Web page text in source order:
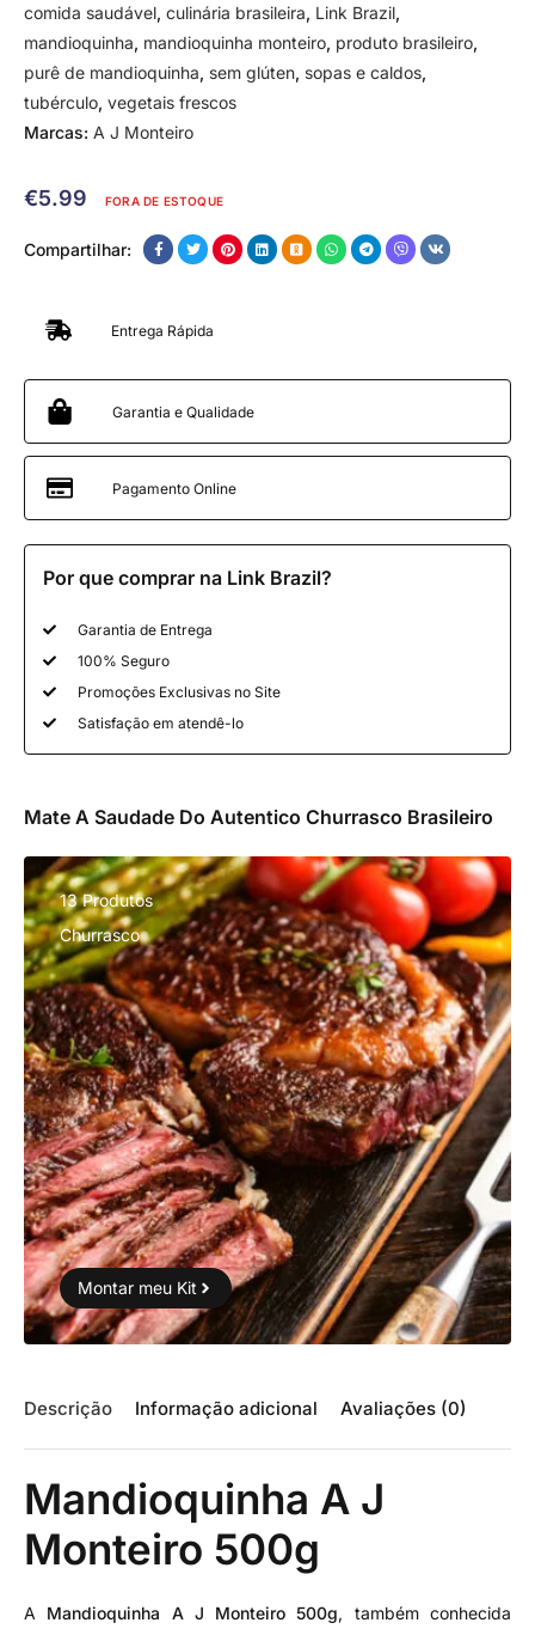
comida saudável, culinária brasileira, Link Brazil,
mandioquinha, mandioquinha monteiro, produto brasileiro,
purê de mandioquinha, sem glúten, sopas e caldos,
tubérculo, vegetais frescos
Marcas: A J Monteiro
€5.99 FORA DE ESTOQUE
Compartilhar:
Entrega Rápida
Garantia e Qualidade
Pagamento Online
Por que comprar na Link Brazil?
Garantia de Entrega
100% Seguro
Promoções Exclusivas no Site
Satisfação em atendê-lo
Mate A Saudade Do Autentico Churrasco Brasileiro
13 Produtos
Churrasco
Montar meu Kit
Descrição Informação adicional Avaliações (0)
Mandioquinha A J
Monteiro 500g
A Mandioquinha A J Monteiro 500g, também conhecida